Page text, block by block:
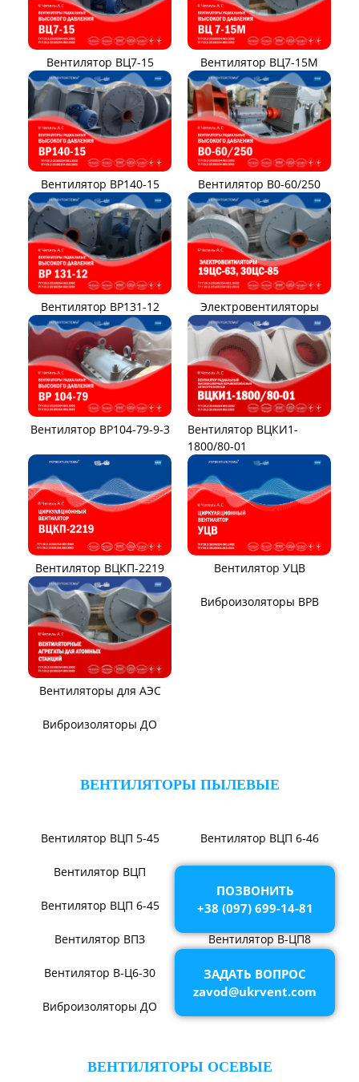
Вентилятор ВЦ7-15 Вентилятор ВЦ7-15М
Вентилятор ВР140-15 Вентилятор В0-60/250
Вентилятор ВР131-12 Электровентиляторы
Вентилятор ВР104-79-9-3
Вентилятор ВЦКИ1-
1800/80-01
Вентилятор ВЦКП-2219 Вентилятор УЦВ
Вентиляторы для АЭС
ВЕНТИЛЯТОРЫ ПЫЛЕВЫЕ
Вентилятор ВЦП 5-45 Вентилятор ВЦП 6-46
ПОЗВОНИТЬ
+38 (097) 699-14-81
ЗАДАТЬ ВОПРОС
zavod@ukrvent.com